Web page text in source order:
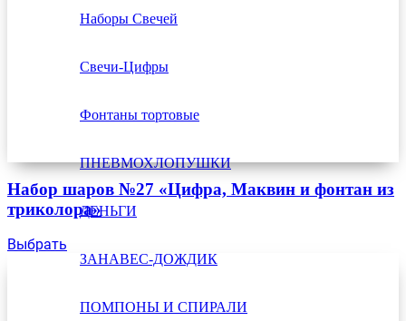
Наборы Свечей
Свечи-Цифры
Фонтаны тортовые
ПНЕВМОХЛОПУШКИ
ДЕНЬГИ
ЗАНАВЕС-ДОЖДИК
ПОМПОНЫ И СПИРАЛИ
Набор шаров №27 «Цифра, Маквин и фонтан из
триколора»
Выбрать